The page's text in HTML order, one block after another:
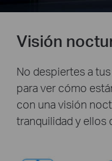
Visión
No despiertes a
para ver cómo
con una visión
tranquilidad y ellos